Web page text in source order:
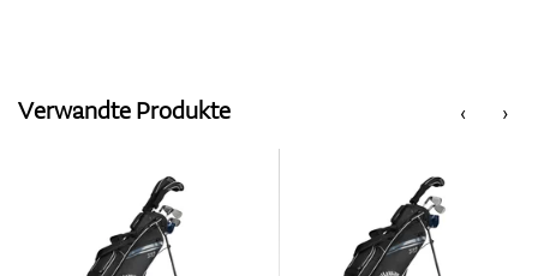
‹
Verwandte Produkte ›